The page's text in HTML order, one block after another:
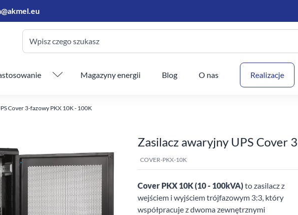
Wpisz czego szukasz
Magazyny energii Blog O nas Realizacje
Cover 3-fazowy PKX 10K - 100K
Zasilacz awaryjny UPS Cover
COVER-PKX-10K
Cover PKX 10K (10 - 100kVA)to zasilacz z
wejściem i wyjściem trójfazowym 3:3, który
współpracuje z dwoma zewnętrznymi